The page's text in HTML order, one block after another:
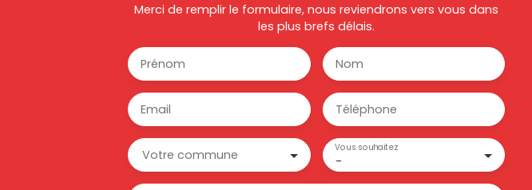
Merci de remplir le formulaire, nous reviendrons vers vous dans
les plus brefs délais.
Prénom Nom
Email Téléphone
Votre commune -
Vous souhaitez